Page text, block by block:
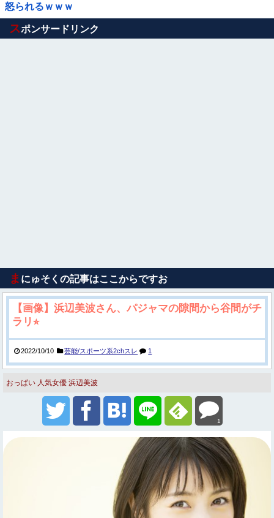
怒られるｗｗｗ
Powered by livedoor 相互RSS
スポンサードリンク
ま にゅそくの記事はここからですお
【画像】浜辺美波さん、パジャマの隙間から谷間がチ
ラリ⭐︎
2022/10/10 芸能/スポーツ系2chスレ 1
おっぱい 人気女優 浜辺美波
1